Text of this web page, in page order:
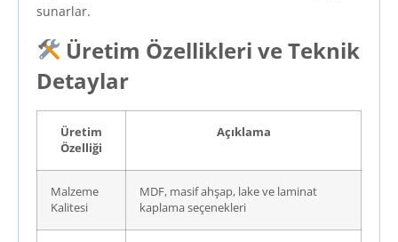
sunarlar.
Üretim Özellikleri ve Teknik
Detaylar
Üretim
Özelliği
Açıklama
Malzeme
Kalitesi
MDF, masif ahşap, lake ve laminat
kaplama seçenekleri